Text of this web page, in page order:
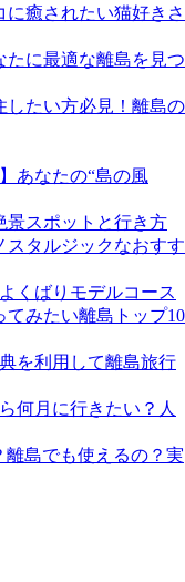
に癒されたい猫好きさ
に最適な離島を見つ
したい方必見！離島の
あなたの“島の風
景スポットと行き方
スタルジックなおすす
くばりモデルコース
てみたい離島トップ10
を利用して離島旅行
何月に行きたい？人
島でも使えるの？実